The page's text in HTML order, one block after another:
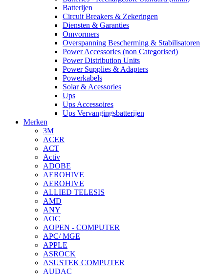
Batterijen
Circuit Breakers & Zekeringen
Diensten & Garanties
Omvormers
Overspanning Bescherming & Stabilisatoren
Power Accessories (non Categorised)
Power Distribution Units
Power Supplies & Adapters
Powerkabels
Solar & Acessories
Ups
Ups Accessoires
Ups Vervangingsbatterijen
Merken
3M
ACER
ACT
Activ
ADOBE
AEROHIVE
AEROHIVE
ALLIED TELESIS
AMD
ANY
AOC
AOPEN - COMPUTER
APC/ MGE
APPLE
ASROCK
ASUSTEK COMPUTER
AUDAC